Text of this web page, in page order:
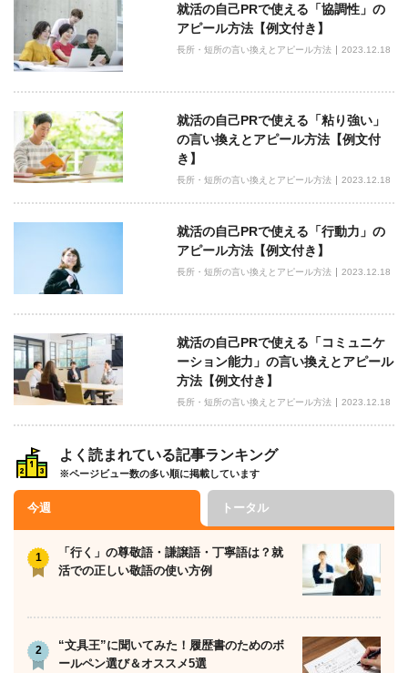
ゲ
ー
シ
ョ
ン
就活の自己PRで使える「協調性」の
アピール方法【例文付き】
長所・短所の言い換えとアピール方法 2023.12.18
就活の自己PRで使える「粘り強い」
の言い換えとアピール方法【例文付
き】
長所・短所の言い換えとアピール方法 2023.12.18
就活の自己PRで使える「行動力」の
アピール方法【例文付き】
長所・短所の言い換えとアピール方法 2023.12.18
就活の自己PRで使える「コミュニケ
ーション能力」の言い換えとアピール
方法【例文付き】
長所・短所の言い換えとアピール方法 2023.12.18
よく読まれている記事ランキング
※ページビュー数の多い順に掲載しています
今週 トータル
「行く」の尊敬語・謙譲語・丁寧語は？就
活での正しい敬語の使い方例
“文具王”に聞いてみた！履歴書のためのボ
ールペン選び＆オススメ5選